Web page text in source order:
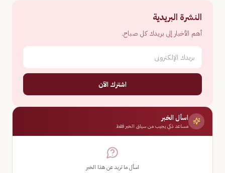
النشرة البريدية
أهم الأخبار إلى بريدك كل صباح.
اشترك الآن
اسأل الخبر
مساعد ذكي يجيب من سياق الخبر فقط
اسأل ما تريد عن هذا الخبر